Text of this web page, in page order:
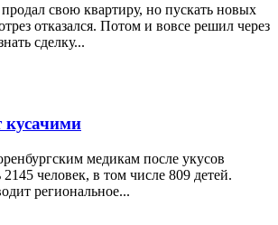
свою квартиру, но пускать новых
отказался. Потом и вовсе решил через
сделку...
медикам после укусов
человек, в том числе 809 детей.
региональное...